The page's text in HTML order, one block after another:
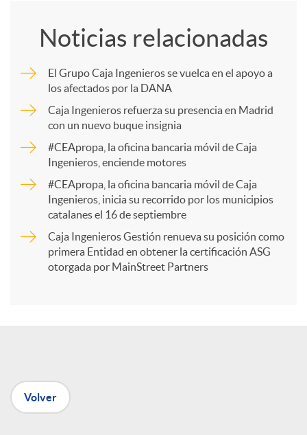
p
a
r
t
n
Noticias relacionadas
El Grupo Caja Ingenieros se vuelca en el apoyo a
los afectados por la DANA
Caja Ingenieros refuerza su presencia en Madrid
con un nuevo buque insignia
#CEApropa, la oficina bancaria móvil de Caja
Ingenieros, enciende motores
#CEApropa, la oficina bancaria móvil de Caja
Ingenieros, inicia su recorrido por los municipios
catalanes el 16 de septiembre
Caja Ingenieros Gestión renueva su posición como
primera Entidad en obtener la certificación ASG
otorgada por MainStreet Partners
Volver